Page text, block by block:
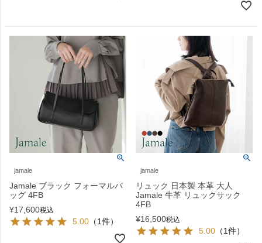
jamale
Jamale ブラック フォーマルバ
ッグ 4FB
¥17,600税込
5.00 （1件）
jamale
リュック 日本製 本革 大人
Jamale 牛革 リュックサック
4FB
¥16,500税込
5.00 （1件）